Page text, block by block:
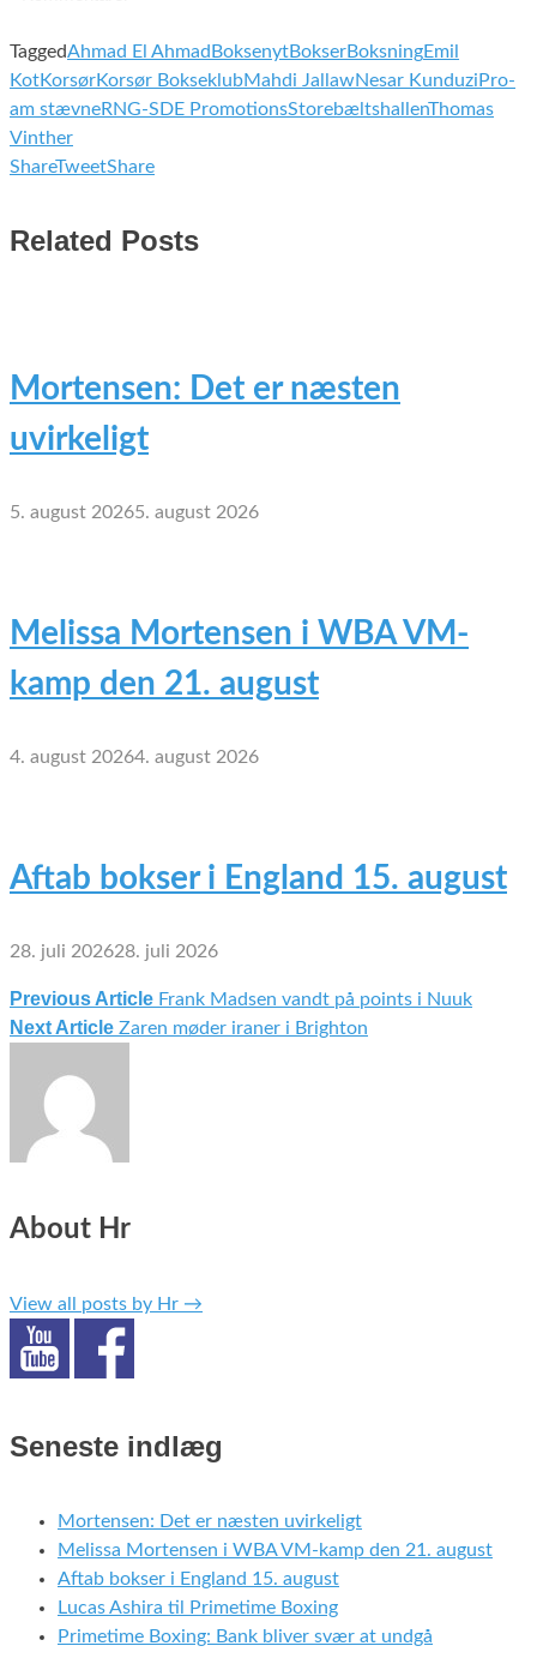
TaggedAhmad El Ahmad BoksenytBokserBoksningEmil
KotKorsørKorsør BokseklubMahdi JallawNesar Kunduzi Pro-
am stævneRNG-SDE PromotionsStorebæltshallenThomas
Vinther
ShareTweetShare
Related Posts
Mortensen: Det er næsten
uvirkeligt
5. august 20265. august 2026
Melissa Mortensen i WBA VM-
kamp den 21. august
4. august 20264. august 2026
Aftab bokser i England 15. august
28. juli 202628. juli 2026
Indlægsnavigation
Previous Article Frank Madsen vandt på points i Nuuk
Next Article Zaren møder iraner i Brighton
About Hr
View all posts by Hr →
Seneste indlæg
Mortensen: Det er næsten uvirkeligt
Melissa Mortensen i WBA VM-kamp den 21. august
Aftab bokser i England 15. august
Lucas Ashira til Primetime Boxing
Primetime Boxing: Bank bliver svær at undgå